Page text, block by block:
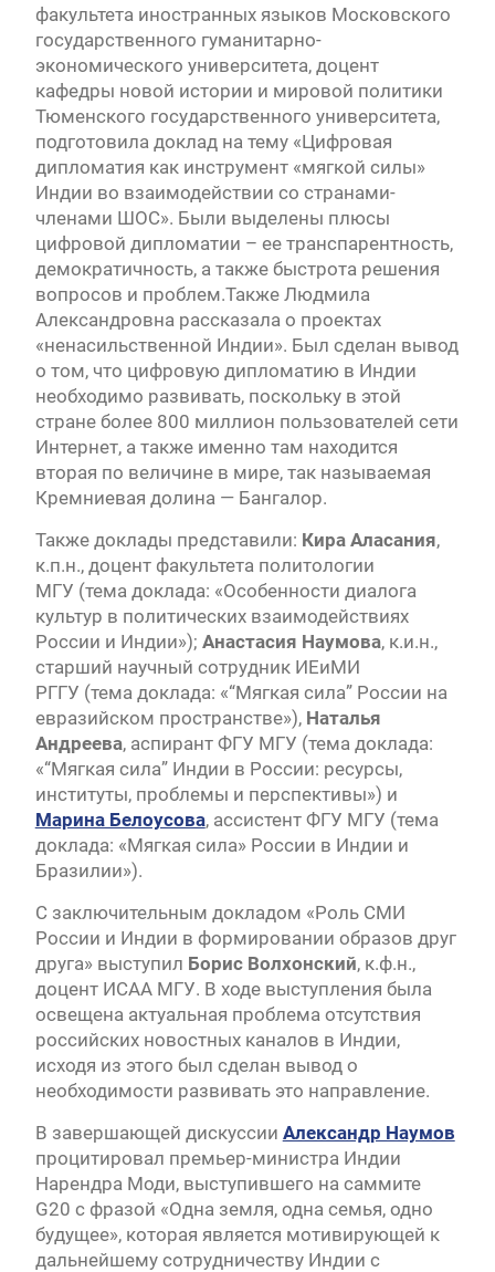
факультета иностранных языков Московского
государственного гуманитарно-
экономического университета, доцент
кафедры новой истории и мировой политики
Тюменского государственного университета,
подготовила доклад на тему «Цифровая
дипломатия как инструмент «мягкой силы»
Индии во взаимодействии со странами-
членами ШОС». Были выделены плюсы
цифровой дипломатии – ее транспарентность,
демократичность, а также быстрота решения
вопросов и проблем.Также Людмила
Александровна рассказала о проектах
«ненасильственной Индии». Был сделан вывод
о том, что цифровую дипломатию в Индии
необходимо развивать, поскольку в этой
стране более 800 миллион пользователей сети
Интернет, а также именно там находится
вторая по величине в мире, так называемая
Кремниевая долина — Бангалор.
Также доклады представили: Кира Аласания,
к.п.н., доцент факультета политологии
МГУ (тема доклада: «Особенности диалога
культур в политических взаимодействиях
России и Индии»); Анастасия Наумова, к.и.н.,
старший научный сотрудник ИЕиМИ
РГГУ (тема доклада: «“Мягкая сила” России на
евразийском пространстве»), Наталья
Андреева, аспирант ФГУ МГУ (тема доклада:
«“Мягкая сила” Индии в России: ресурсы,
институты, проблемы и перспективы») и
Марина Белоусова, ассистент ФГУ МГУ (тема
доклада: «Мягкая сила» России в Индии и
Бразилии»).​
С заключительным докладом «Роль СМИ
России и Индии в формировании образов друг
друга» выступил Борис Волхонский, к.ф.н.,
доцент ИСАА МГУ. В ходе выступления была
освещена актуальная проблема отсутствия
российских новостных каналов в Индии,
исходя из этого был сделан вывод о
необходимости развивать это направление.
В завершающей дискуссии Александр Наумов
процитировал премьер-министра Индии
Нарендра Моди, выступившего на саммите
G20 с фразой «Одна земля, одна семья, одно
будущее», которая является мотивирующей к
дальнейшему сотрудничеству Индии с